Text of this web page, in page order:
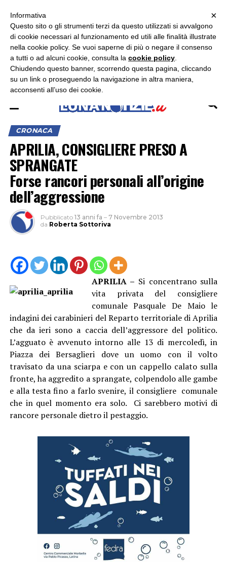
ASCOLTA RADIO LUNA
CRONACA
APRILIA, CONSIGLIERE PRESO A
SPRANGATE
Forse rancori personali all’origine
dell’aggressione
Pubblicato 13 anni fa – 7 Novembre 2013
da Roberta Sottoriva
APRILIA – Si concentrano sulla
vita privata del consigliere
comunale Pasquale De Maio le
indagini dei carabinieri del Reparto territoriale di Aprilia
che da ieri sono a caccia dell’aggressore del politico.
L’agguato è avvenuto intorno alle 13 di mercoledì, in
Piazza dei Bersaglieri dove un uomo con il volto
travisato da una sciarpa e con un cappello calato sulla
fronte, ha aggredito a sprangate, colpendolo alle gambe
e alla testa fino a farlo svenire, il consigliere comunale
che in quel momento era solo. Ci sarebbero motivi di
rancore personale dietro il pestaggio.
×
×
Informativa
Questo sito o gli strumenti terzi da questo utilizzati si avvalgono
di cookie necessari al funzionamento ed utili alle finalità illustrate
nella cookie policy. Se vuoi saperne di più o negare il consenso
a tutti o ad alcuni cookie, consulta la cookie policy
Chiudendo questo banner, scorrendo questa pagina, cliccando
su un link o proseguendo la navigazione in altra maniera,
acconsenti all’uso dei cookie.